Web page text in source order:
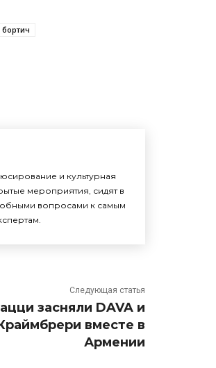
и культурная
мероприятия, сидят в
вопросами к самым
Следующая статья
засняли DAVA и
вместе в
Армении